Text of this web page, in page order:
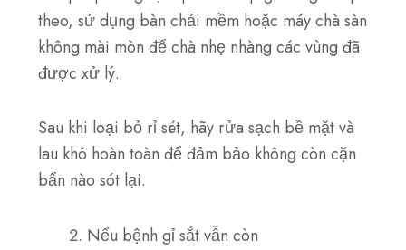
theo, sử dụng bàn chải mềm hoặc máy chà sàn
không mài mòn để chà nhẹ nhàng các vùng đã
được xử lý.
Sau khi loại bỏ rỉ sét, hãy rửa sạch bề mặt và
lau khô hoàn toàn để đảm bảo không còn cặn
bẩn nào sót lại.
Nếu bệnh gỉ sắt vẫn còn